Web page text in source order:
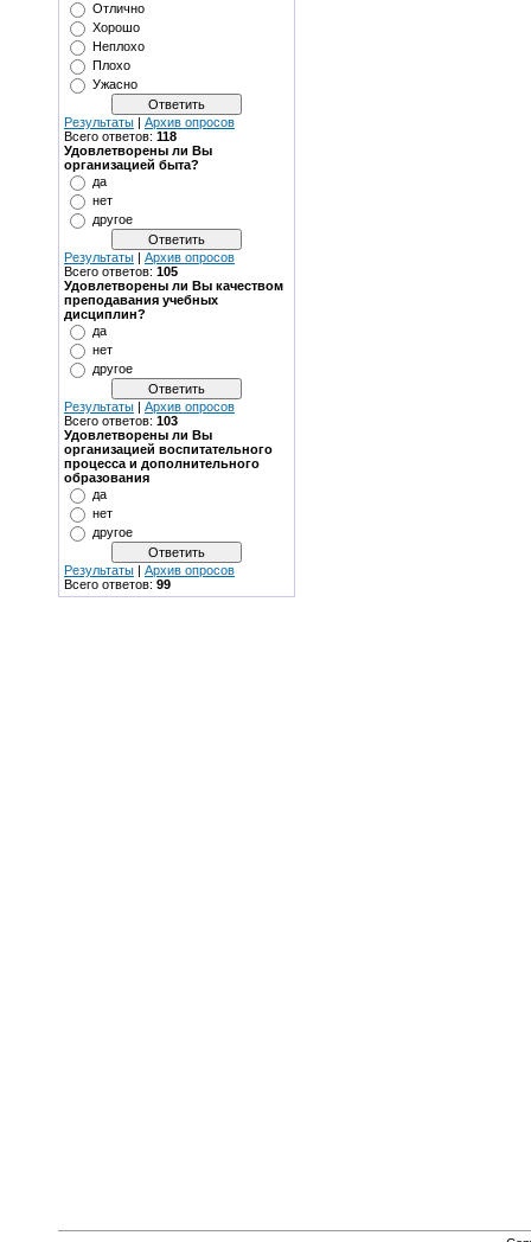
Отлично
Хорошо
Неплохо
Плохо
Ужасно
Результаты | Архив опросов
Всего ответов: 118
Удовлетворены ли Вы
организацией быта?
да
нет
другое
Результаты | Архив опросов
Всего ответов: 105
Удовлетворены ли Вы качеством
преподавания учебных
дисциплин?
да
нет
другое
Результаты | Архив опросов
Всего ответов: 103
Удовлетворены ли Вы
организацией воспитательного
процесса и дополнительного
образования
да
нет
другое
Результаты | Архив опросов
Всего ответов: 99